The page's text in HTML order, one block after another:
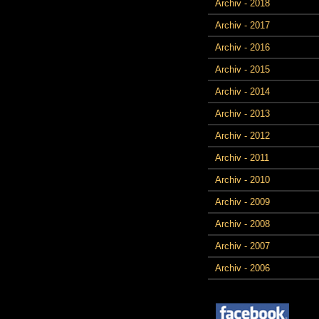
Archiv - 2018
Archiv - 2017
Archiv - 2016
Archiv - 2015
Archiv - 2014
Archiv - 2013
Archiv - 2012
Archiv - 2011
Archiv - 2010
Archiv - 2009
Archiv - 2008
Archiv - 2007
Archiv - 2006